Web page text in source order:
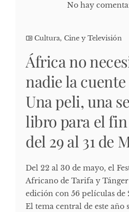
No hay
Cultura, Cine y Televisión
África no
nadie la
Una peli, una
libro para el fin
del 29 al 31 de
Del 22 al 30 de mayo, el
Africano de Tarifa y Tánger
edición con 56 películas de
El tema central de este año